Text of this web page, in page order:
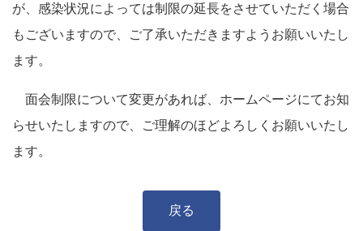
が、感染状況によっては制限の延長をさせていただく場合
もございますので、ご了承いただきますようお願いいたし
ます。
面会制限について変更があれば、ホームページにてお知
らせいたしますので、ご理解のほどよろしくお願いいたし
ます。
戻る